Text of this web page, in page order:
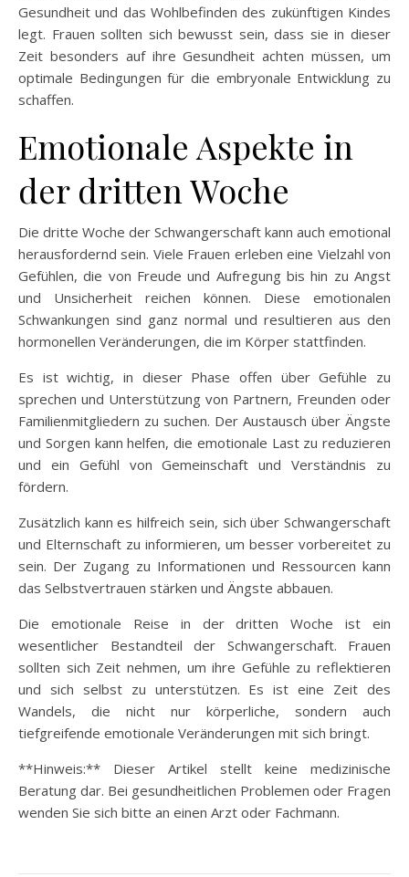
Gesundheit und das Wohlbefinden des zukünftigen Kindes
legt. Frauen sollten sich bewusst sein, dass sie in dieser
Zeit besonders auf ihre Gesundheit achten müssen, um
optimale Bedingungen für die embryonale Entwicklung zu
schaffen.
Emotionale Aspekte in
der dritten Woche
Die dritte Woche der Schwangerschaft kann auch emotional
herausfordernd sein. Viele Frauen erleben eine Vielzahl von
Gefühlen, die von Freude und Aufregung bis hin zu Angst
und Unsicherheit reichen können. Diese emotionalen
Schwankungen sind ganz normal und resultieren aus den
hormonellen Veränderungen, die im Körper stattfinden.
Es ist wichtig, in dieser Phase offen über Gefühle zu
sprechen und Unterstützung von Partnern, Freunden oder
Familienmitgliedern zu suchen. Der Austausch über Ängste
und Sorgen kann helfen, die emotionale Last zu reduzieren
und ein Gefühl von Gemeinschaft und Verständnis zu
fördern.
Zusätzlich kann es hilfreich sein, sich über Schwangerschaft
und Elternschaft zu informieren, um besser vorbereitet zu
sein. Der Zugang zu Informationen und Ressourcen kann
das Selbstvertrauen stärken und Ängste abbauen.
Die emotionale Reise in der dritten Woche ist ein
wesentlicher Bestandteil der Schwangerschaft. Frauen
sollten sich Zeit nehmen, um ihre Gefühle zu reflektieren
und sich selbst zu unterstützen. Es ist eine Zeit des
Wandels, die nicht nur körperliche, sondern auch
tiefgreifende emotionale Veränderungen mit sich bringt.
**Hinweis:** Dieser Artikel stellt keine medizinische
Beratung dar. Bei gesundheitlichen Problemen oder Fragen
wenden Sie sich bitte an einen Arzt oder Fachmann.